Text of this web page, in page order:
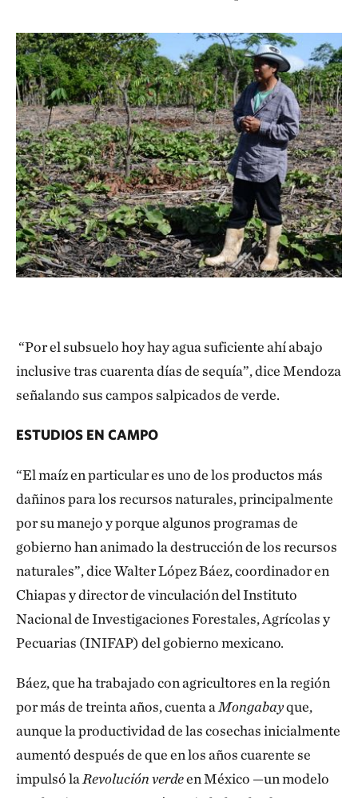
“Por el subsuelo hoy hay agua suficiente ahí abajo
inclusive tras cuarenta días de sequía”, dice Mendoza
señalando sus campos salpicados de verde.
ESTUDIOS EN CAMPO
“El maíz en particular es uno de los productos más
dañinos para los recursos naturales, principalmente
por su manejo y porque algunos programas de
gobierno han animado la destrucción de los recursos
naturales”, dice Walter López Báez, coordinador en
Chiapas y director de vinculación del Instituto
Nacional de Investigaciones Forestales, Agrícolas y
Pecuarias (INIFAP) del gobierno mexicano.
Báez, que ha trabajado con agricultores en la región
por más de treinta años, cuenta a Mongabayque,
aunque la productividad de las cosechas inicialmente
aumentó después de que en los años cuarente se
impulsó la Revolución verdeen México —un modelo